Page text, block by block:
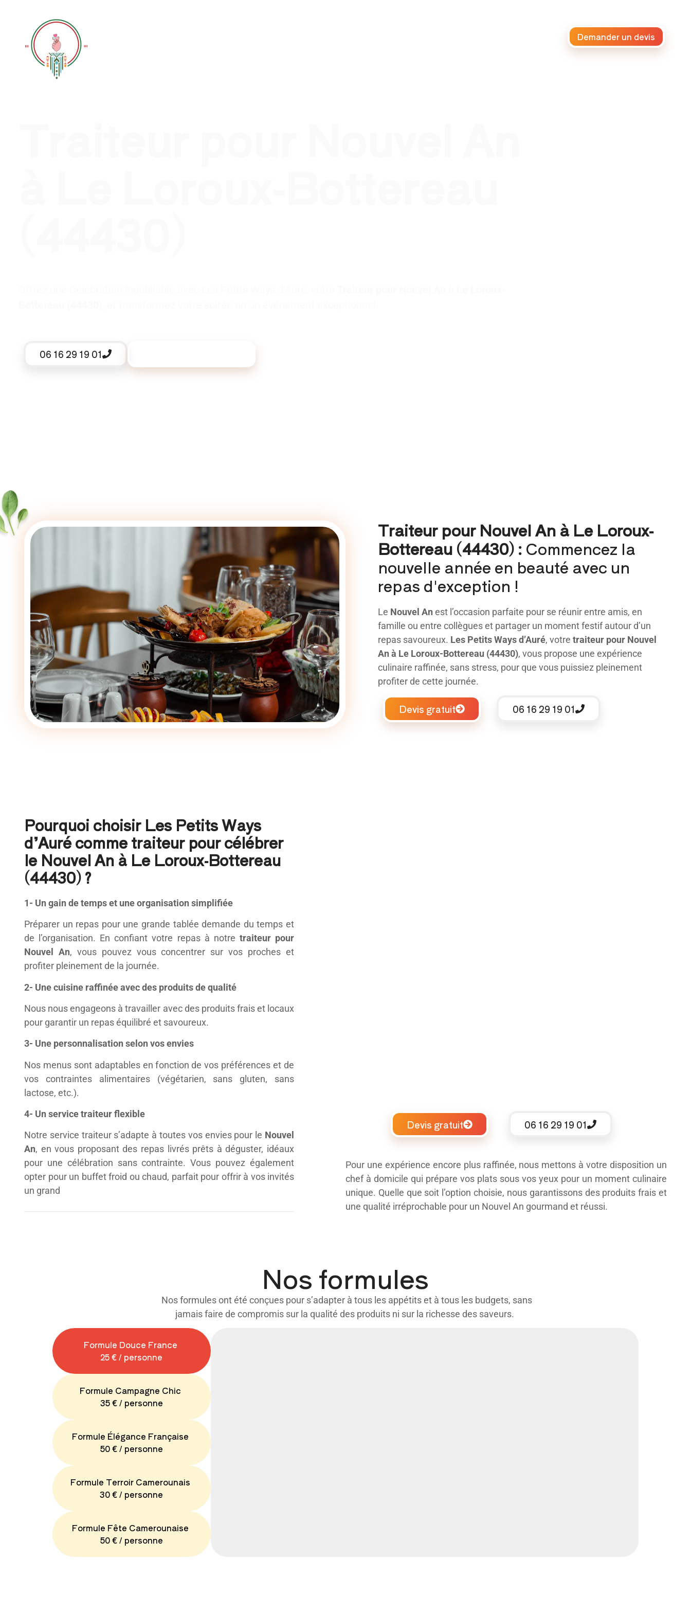
Demander un devis
06 16 29 19 01
Traiteur pour Nouvel An à Le Loroux-
Bottereau (44430) : Commencez la
nouvelle année en beauté avec un
repas d'exception !
Le Nouvel An est l’occasion parfaite pour se réunir entre amis, en
famille ou entre collègues et partager un moment festif autour d’un
repas savoureux. Les Petits Ways d’Auré, votre traiteur pour Nouvel
An à Le Loroux-Bottereau (44430), vous propose une expérience
culinaire raffinée, sans stress, pour que vous puissiez pleinement
profiter de cette journée.
Devis gratuit 06 16 29 19 01
Pourquoi choisir Les Petits Ways
d’Auré comme traiteur pour célébrer
le Nouvel An à Le Loroux-Bottereau
(44430) ?
1- Un gain de temps et une organisation simplifiée
Préparer un repas pour une grande tablée demande du temps et
de l’organisation. En confiant votre repas à notre traiteur pour
Nouvel An, vous pouvez vous concentrer sur vos proches et
profiter pleinement de la journée.
2- Une cuisine raffinée avec des produits de qualité
Nous nous engageons à travailler avec des produits frais et locaux
pour garantir un repas équilibré et savoureux.
3- Une personnalisation selon vos envies
Nos menus sont adaptables en fonction de vos préférences et de
vos contraintes alimentaires (végétarien, sans gluten, sans
lactose, etc.).
4- Un service traiteur flexible
Notre service traiteur s’adapte à toutes vos envies pour le Nouvel
An, en vous proposant des repas livrés prêts à déguster, idéaux
pour une célébration sans contrainte. Vous pouvez également
opter pour un buffet froid ou chaud, parfait pour offrir à vos invités
un grand
Devis gratuit 06 16 29 19 01
Pour une expérience encore plus raffinée, nous mettons à votre disposition un
chef à domicile qui prépare vos plats sous vos yeux pour un moment culinaire
unique. Quelle que soit l’option choisie, nous garantissons des produits frais et
une qualité irréprochable pour un Nouvel An gourmand et réussi.
Nos formules
Nos formules ont été conçues pour s’adapter à tous les appétits et à tous les budgets, sans
jamais faire de compromis sur la qualité des produits ni sur la richesse des saveurs.
Formule Douce France
25 € / personne
Formule Campagne Chic
35 € / personne
Formule Élégance Française
50 € / personne
Formule Terroir Camerounais
30 € / personne
Formule Fête Camerounaise
50 € / personne